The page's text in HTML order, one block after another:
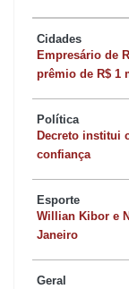
Cidades
Empresário de
prêmio de R$ 1
Política
Decreto institui
confiança
Esporte
Willian Kibor e
Janeiro
Geral